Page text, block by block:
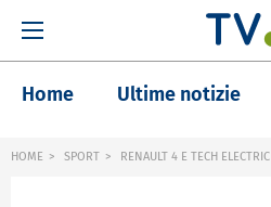
Home Ultime notizie
HOME SPORT RENAULT 4 E TECH ELECTRIC